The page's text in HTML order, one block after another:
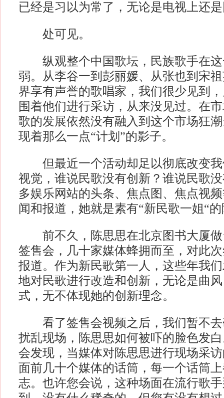
已经是习以为常了，无论是电视上还
处可见。
纵观整个中国歌坛，民族歌手在这
弱。从李谷一到彭丽媛、从张也到宋
界享有声誉的歌唱家，我们很少见到
围着他们进行采访，从来没见过。在
歌的发展依然没有融入到这个市场狂
现着那么一点“计划”的影子。
但最近一个活动却足以彻底改变我
视觉，谁说民歌没有创新？谁说民歌
多娱乐网站的头条、焦点图、焦点视
闻和报道，她就是素有“新民歌一姐“
前不久，陈思思在北京图书大厦做
签售会，几十家媒体蜂拥而至，对此
报道。作为新民歌第一人，这些年我
地对民歌进行改造和创新，无论是曲
式，无不体现她的创新理念。
看了签售会视频之后，我们暂不去
扰乱现场，陈思思如何被吓的脸色发
会发现，当媒体对陈思思进行现场采
面前几十个媒体的话筒，每一个话筒
志。也许您会说，这种场面在流行歌